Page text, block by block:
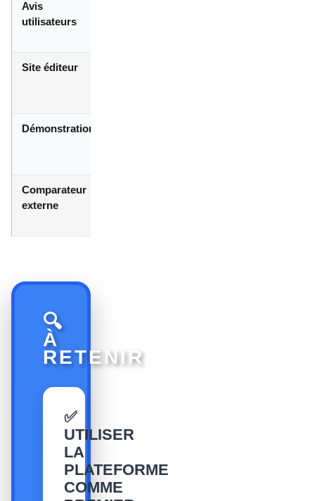
Avis
utilisateurs
Site éditeur
Démonstration
Comparateur
externe
🔍
À
RETENIR
✅
UTILISER
LA
PLATEFORME
COMME